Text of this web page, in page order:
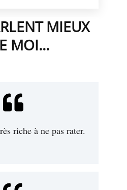
MIEUX
MOI...
riche à ne pas rater.